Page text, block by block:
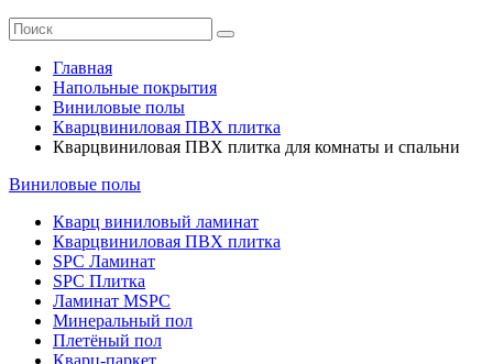
Главная
Напольные покрытия
Виниловые полы
Кварцвиниловая ПВХ плитка
Кварцвиниловая ПВХ плитка для комнаты и спальни
Виниловые полы
Кварц виниловый ламинат
Кварцвиниловая ПВХ плитка
SPC Ламинат
SPC Плитка
Ламинат MSPC
Минеральный пол
Плетёный пол
Кварц-паркет